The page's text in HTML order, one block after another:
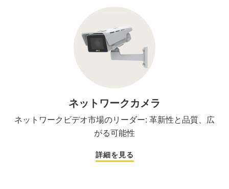
ネットワークカメラ
ネットワークビデオ市場のリーダー: 革新性と品質、広
がる可能性
詳細を見る